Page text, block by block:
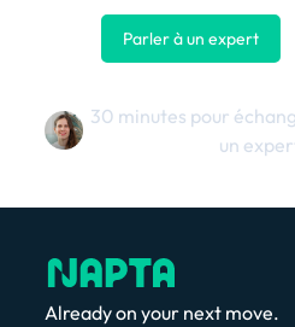
Parler à un expert
30 minutes pour
un
Already on your next move.